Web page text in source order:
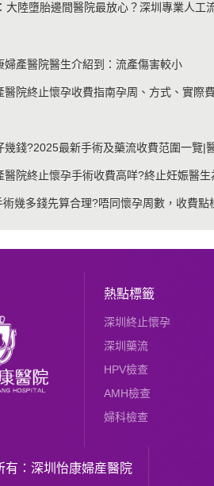
： 大陸墮胎邊間醫院最放心？深圳專業人工
婦產醫院醫生介紹到：流產傷害較小
醫院終止懷孕收費指南孕周、方式、實際
幾錢?2025最新手術及藥流收費范圍一覽|
醫院終止懷孕手術收費高咩?終止妊娠醫生
術幾多錢先算合理?唔同懷孕周數，收費點
熱點標籤
深圳終止懷孕
深圳藥流
HPV檢查
AMH檢查
婦科檢查
有：深圳怡康婦産醫院